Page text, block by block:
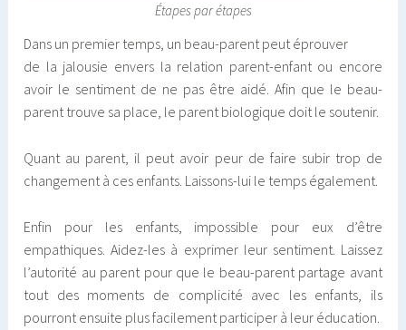
Étapes par étapes
Dans un premier temps, un beau-parent peut éprouver
de la jalousie envers la relation parent-enfant ou encore
avoir le sentiment de ne pas être aidé. Afin que le beau-
parent trouve sa place, le parent biologique doit le soutenir.
Quant au parent, il peut avoir peur de faire subir trop de
changement à ces enfants. Laissons-lui le temps également.
Enfin pour les enfants, impossible pour eux d’être
empathiques. Aidez-les à exprimer leur sentiment. Laissez
l’autorité au parent pour que le beau-parent partage avant
tout des moments de complicité avec les enfants, ils
pourront ensuite plus facilement participer à leur éducation.